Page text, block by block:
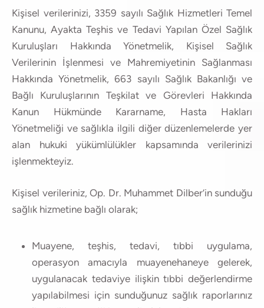
Kişisel verilerinizi, 3359 sayılı Sağlık Hizmetleri Temel
Kanunu, Ayakta Teşhis ve Tedavi Yapılan Özel Sağlık
Kuruluşları Hakkında Yönetmelik, Kişisel Sağlık
Verilerinin İşlenmesi ve Mahremiyetinin Sağlanması
Hakkında Yönetmelik, 663 sayılı Sağlık Bakanlığı ve
Bağlı Kuruluşlarının Teşkilat ve Görevleri Hakkında
Kanun Hükmünde Kararname, Hasta Hakları
Yönetmeliği ve sağlıkla ilgili diğer düzenlemelerde yer
alan hukuki yükümlülükler kapsamında verilerinizi
işlenmekteyiz.
Kişisel verileriniz, Op. Dr. Muhammet Dilber’in sunduğu
sağlık hizmetine bağlı olarak;
Muayene, teşhis, tedavi, tıbbi uygulama,
operasyon amacıyla muayenehaneye gelerek,
uygulanacak tedaviye ilişkin tıbbi değerlendirme
yapılabilmesi için sunduğunuz sağlık raporlarınız